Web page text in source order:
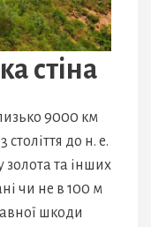
стіна
9000 км
століття до н. е.
золота та інших
чи не в 100 м
шкоди